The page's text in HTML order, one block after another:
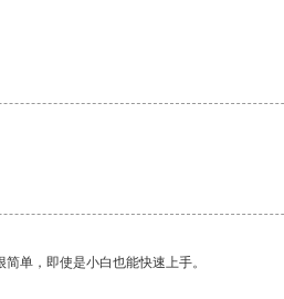
单，即使是小白也能快速上手。